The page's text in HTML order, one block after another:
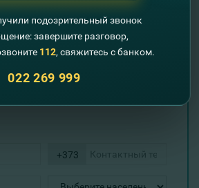
деятельность.
altor credite,
+373
подозрительный звонок
завершите разговор,
112, свяжитесь с банком.
022 269 999